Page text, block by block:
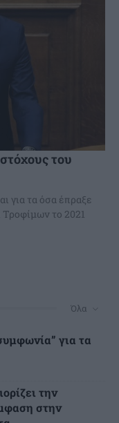
του
για τα όσα έπραξε
Τροφίμων το 2021
Όλα
για τα
την
στην